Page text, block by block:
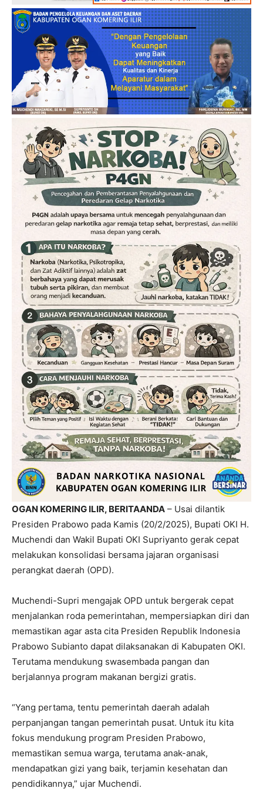
OGAN KOMERING ILIR, BERITAANDA – Usai dilantik
Presiden Prabowo pada Kamis (20/2/2025), Bupati OKI H.
Muchendi dan Wakil Bupati OKI Supriyanto gerak cepat
melakukan konsolidasi bersama jajaran organisasi
perangkat daerah (OPD).
Muchendi-Supri mengajak OPD untuk bergerak cepat
menjalankan roda pemerintahan, mempersiapkan diri dan
memastikan agar asta cita Presiden Republik Indonesia
Prabowo Subianto dapat dilaksanakan di Kabupaten OKI.
Terutama mendukung swasembada pangan dan
berjalannya program makanan bergizi gratis.
“Yang pertama, tentu pemerintah daerah adalah
perpanjangan tangan pemerintah pusat. Untuk itu kita
fokus mendukung program Presiden Prabowo,
memastikan semua warga, terutama anak-anak,
mendapatkan gizi yang baik, terjamin kesehatan dan
pendidikannya,” ujar Muchendi.